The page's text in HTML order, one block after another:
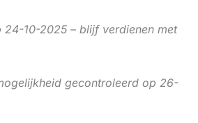
24-10-2025 – blijf verdienen met
gecontroleerd op 26-